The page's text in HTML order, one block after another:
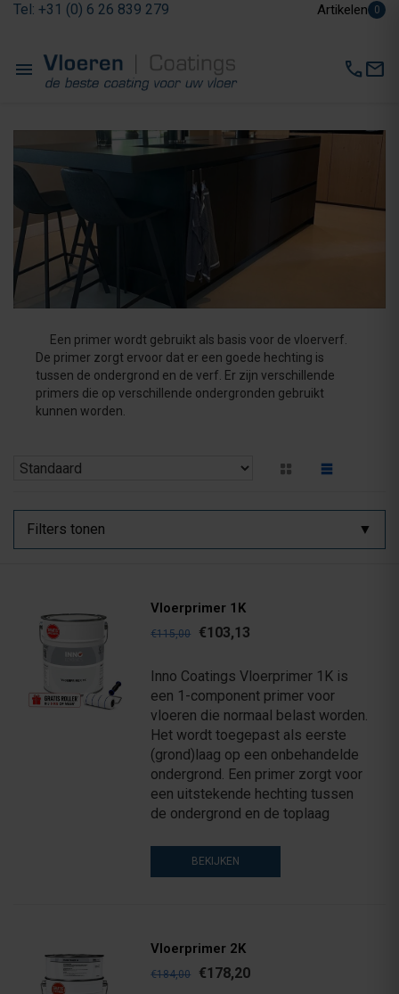
Tel: +31 (0) 6 26 839 279 Artikelen 0
menu callmail
Een primer wordt gebruikt als basis voor de vloerverf.
De primer zorgt ervoor dat er een goede hechting is
tussen de ondergrond en de verf. Er zijn verschillende
primers die op verschillende ondergronden gebruikt
kunnen worden.
Filters tonen
Vloerprimer 1K
€115,00 €103,13
Inno Coatings Vloerprimer 1K is
een 1-component primer voor
vloeren die normaal belast worden.
Het wordt toegepast als eerste
(grond)laag op een onbehandelde
ondergrond. Een primer zorgt voor
een uitstekende hechting tussen
de ondergrond en de toplaag
BEKIJKEN
Vloerprimer 2K
€184,00 €178,20